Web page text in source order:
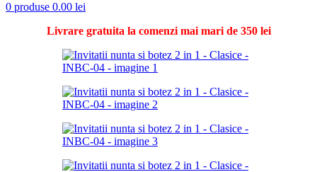
0 produse 0.00 lei
Livrare gratuita la comenzi mai mari de 350 lei